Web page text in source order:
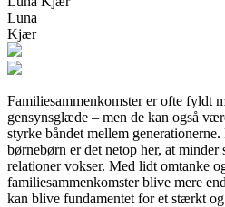
Luna
Kjær
Familiesammenkomster er ofte fyldt
gensynsglæde – men de kan også
styrke båndet mellem
børnebørn er det netop her, at minder
relationer vokser. Med lidt omtanke
familiesammenkomster blive mere
kan blive fundamentet for et stærkt